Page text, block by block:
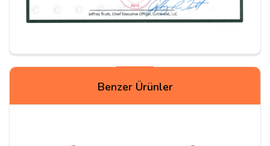
Yorum YapınBenzer Ürünler